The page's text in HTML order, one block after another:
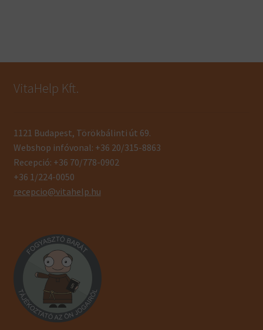
VitaHelp Kft.
1121 Budapest, Törökbálinti út 69.
Webshop infóvonal: +36 20/315-8863
Recepció: +36 70/778-0902
+36 1/224-0050
recepcio@vitahelp.hu